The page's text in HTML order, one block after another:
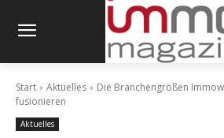
Start Aktuelles
Die Branchengrößen
fusionieren
Aktuelles